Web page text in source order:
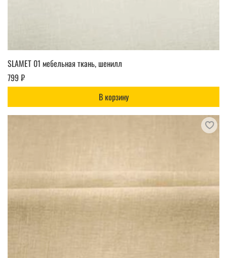
SLAMET 01 мебельная ткань, шенилл
799 ₽
В корзину